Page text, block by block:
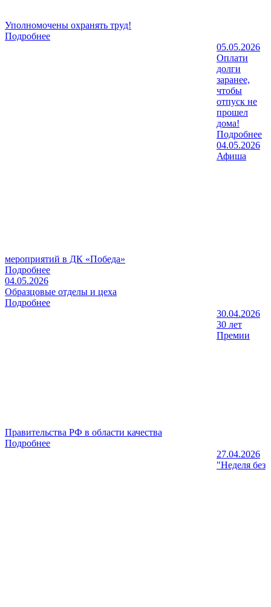
Уполномочены охранять труд!
Подробнее
05.05.2026
Оплати
долги
заранее,
чтобы
отпуск не
прошел
дома!
Подробнее
04.05.2026
Афиша
мероприятий в ДК «Победа»
Подробнее
04.05.2026
Образцовые отделы и цеха
Подробнее
30.04.2026
30 лет
Премии
Правительства РФ в области качества
Подробнее
27.04.2026
"Неделя без